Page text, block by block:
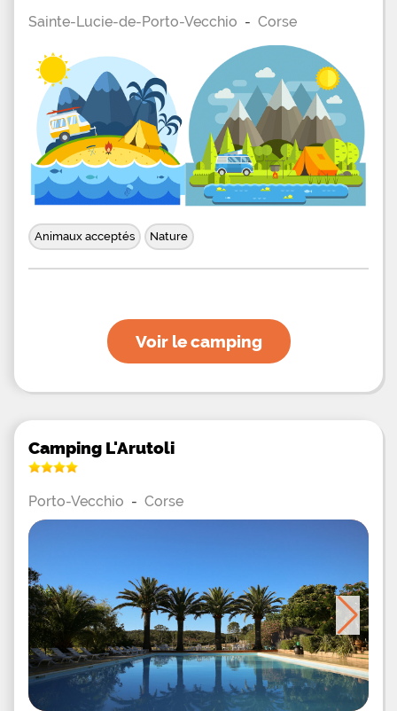
Sainte-Lucie-de-Porto-Vecchio - Corse
Animaux acceptés Nature
Voir le camping
Camping L'Arutoli
Porto-Vecchio - Corse